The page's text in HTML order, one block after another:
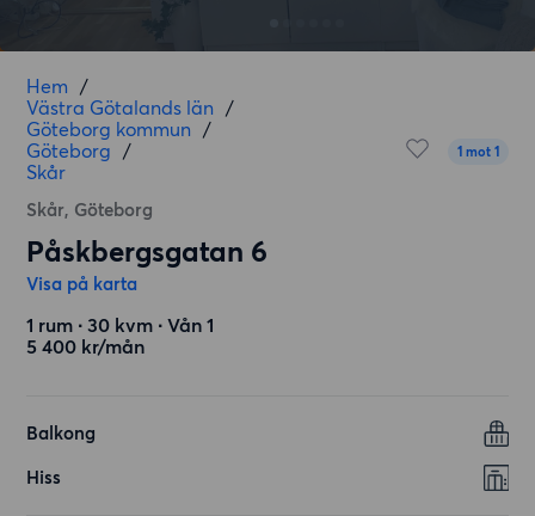
Hem /
Västra Götalands län /
Göteborg kommun /
Göteborg /
Skår
Skår, Göteborg
1 mot 1
Påskbergsgatan 6
Visa på karta
1 rum ∙ 30 kvm ∙ Vån 1
5 400 kr/mån
Balkong
Hiss